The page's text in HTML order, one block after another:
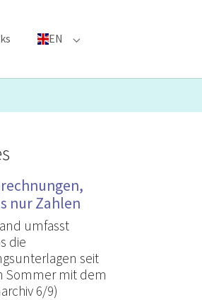
for "Cultural heritage"
EN Submenu for "EN"
nur Zahlen
umfasst
die
seit
Sommer mit dem
6/9)